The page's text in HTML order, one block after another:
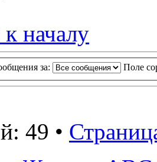
началу
за: Поле
49 •